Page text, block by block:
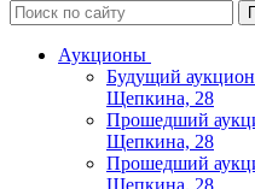
Аукционы
Будущий аукцион
Щепкина, 28
Прошедший
Щепкина, 28
Прошедший
Щепкина, 28